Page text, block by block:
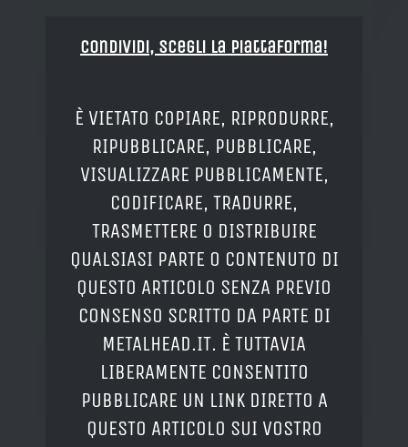
Condividi, Scegli la piattaforma!
È VIETATO COPIARE, RIPRODURRE,
RIPUBBLICARE, PUBBLICARE,
VISUALIZZARE PUBBLICAMENTE,
CODIFICARE, TRADURRE,
TRASMETTERE O DISTRIBUIRE
QUALSIASI PARTE O CONTENUTO DI
QUESTO ARTICOLO SENZA PREVIO
CONSENSO SCRITTO DA PARTE DI
METALHEAD.IT. È TUTTAVIA
LIBERAMENTE CONSENTITO
PUBBLICARE UN LINK DIRETTO A
QUESTO ARTICOLO SUI VOSTRO